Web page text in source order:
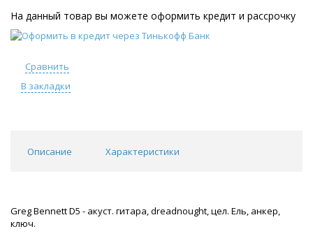
На данный товар вы можете оформить кредит и рассрочку
Сравнить
В закладки
Описание Характеристики
Greg Bennett D5 - акуст. гитара, dreadnought, цел. Ель, анкер,
ключ.